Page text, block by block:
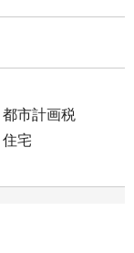
市計画税
住宅